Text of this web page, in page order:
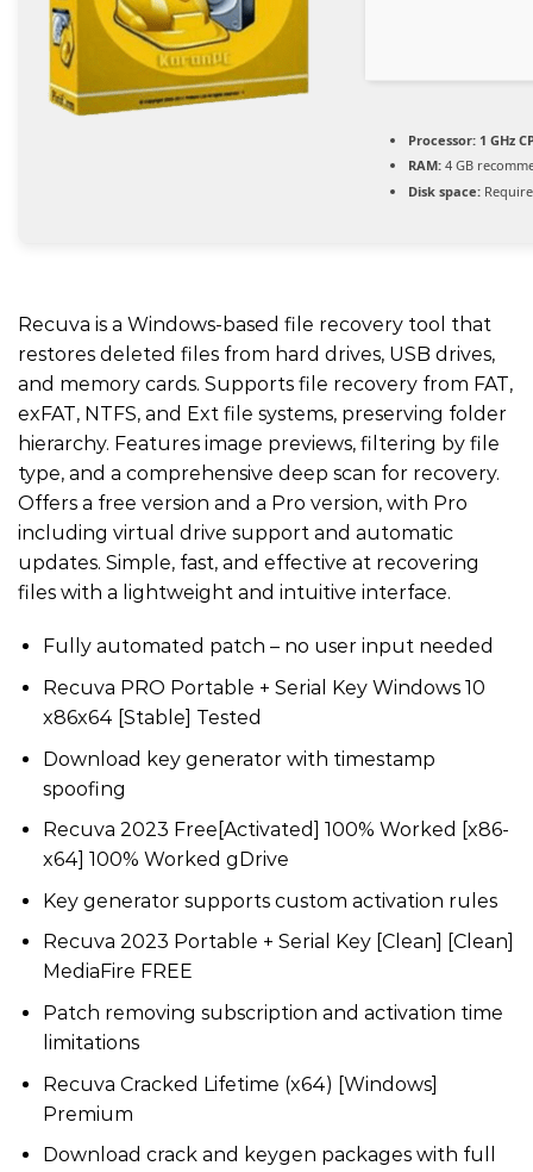
Processor: 1 GHz
RAM: 4 GB
Disk space:
Recuva is a Windows-based file recovery tool that
restores deleted files from hard drives, USB drives,
and memory cards. Supports file recovery from FAT,
exFAT, NTFS, and Ext file systems, preserving folder
hierarchy. Features image previews, filtering by file
type, and a comprehensive deep scan for recovery.
Offers a free version and a Pro version, with Pro
including virtual drive support and automatic
updates. Simple, fast, and effective at recovering
files with a lightweight and intuitive interface.
Fully automated patch – no user input needed
Recuva PRO Portable + Serial Key Windows 10
x86x64 [Stable] Tested
Download key generator with timestamp
spoofing
Recuva 2023 Free[Activated] 100% Worked [x86-
x64] 100% Worked gDrive
Key generator supports custom activation rules
Recuva 2023 Portable + Serial Key [Clean] [Clean]
MediaFire FREE
Patch removing subscription and activation time
limitations
Recuva Cracked Lifetime (x64) [Windows]
Premium
Download crack and keygen packages with full